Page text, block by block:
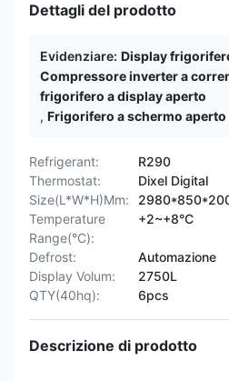
Dettagli del prodotto
Evidenziare: Display
Compressore inverter a
frigorifero a display aperto
, Frigorifero a schermo aperto
Refrigerant:
R290
Thermostat:
Dixel Digital
Size(L*W*H)Mm:
Temperature
Range(°C):
+2~+8°C
Defrost:
Automazione
Display Volum:
2750L
QTY(40hq):
6pcs
Descrizione di prodotto